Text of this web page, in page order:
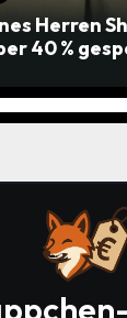
Herren
40 %